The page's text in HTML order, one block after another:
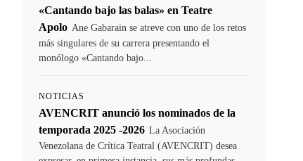
«Cantando bajo las balas» en Teatre
Apolo Ane Gabarain se atreve con uno de los retos
más singulares de su carrera presentando el
monólogo «Cantando bajo...
NOTICIAS
AVENCRIT anunció los nominados de la
temporada 2025 -2026 La Asociación
Venezolana de Crítica Teatral (AVENCRIT) desea